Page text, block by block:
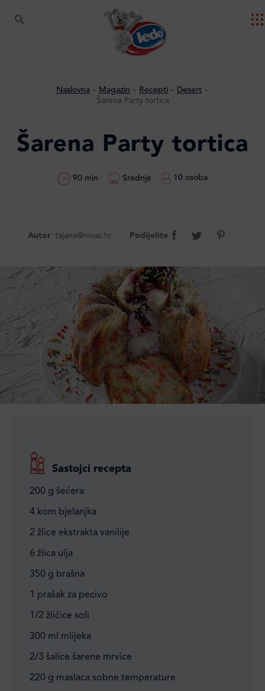
Naslovna Magazin Recepti
Desert
Šarena Party tortica
Šarena Party tortica
90 min Srednje 10 osoba
Autor tajana@nivas.hr Podijelite
Sastojci recepta
200 g šećera
4 kom bjelanjka
2 žlice ekstrakta vanilije
6 žlica ulja
350 g brašna
1 prašak za pecivo
1/2 žličice soli
300 ml mlijeka
2/3 šalice šarene mrvice
220 g maslaca sobne temperature